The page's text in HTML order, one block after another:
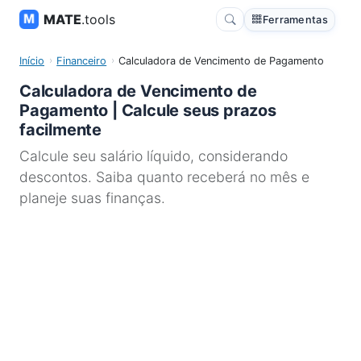
MATE.tools Ferramentas
Início Financeiro Calculadora de Vencimento de Pagamento
Calculadora de Vencimento de
Pagamento | Calcule seus prazos
facilmente
Calcule seu salário líquido, considerando
descontos. Saiba quanto receberá no mês e
planeje suas finanças.